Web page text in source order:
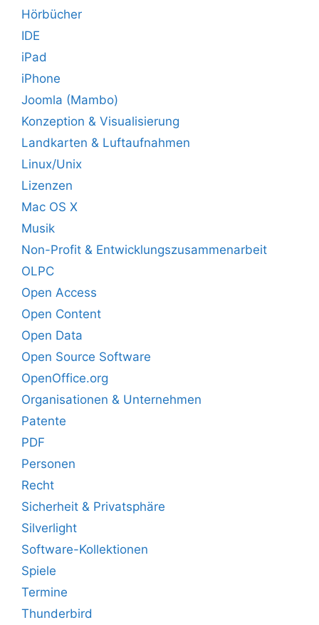
Hörbücher
IDE
iPad
iPhone
Joomla (Mambo)
Konzeption & Visualisierung
Landkarten & Luftaufnahmen
Linux/Unix
Lizenzen
Mac OS X
Musik
Non-Profit & Entwicklungszusammenarbeit
OLPC
Open Access
Open Content
Open Data
Open Source Software
OpenOffice.org
Organisationen & Unternehmen
Patente
PDF
Personen
Recht
Sicherheit & Privatsphäre
Silverlight
Software-Kollektionen
Spiele
Termine
Thunderbird